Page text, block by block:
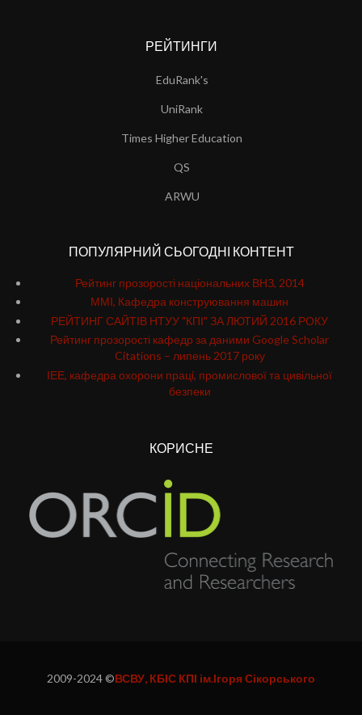
РЕЙТИНГИ
EduRank's
UniRank
Times Higher Education
QS
ARWU
ПОПУЛЯРНИЙ СЬОГОДНІ КОНТЕНТ
Рейтинг прозорості національних ВНЗ, 2014
ММІ, Кафедра конструювання машин
РЕЙТИНГ САЙТІВ НТУУ "КПІ" ЗА ЛЮТИЙ 2016 РОКУ
Рейтинг прозорості кафедр за даними Google Scholar
Citations – липень 2017 року
ІЕЕ, кафедра охорони працi, промислової та цивільної
безпеки
КОРИСНЕ
2009-2024 ©ВСВУ, КБІС КПІ ім.Ігоря Сікорського